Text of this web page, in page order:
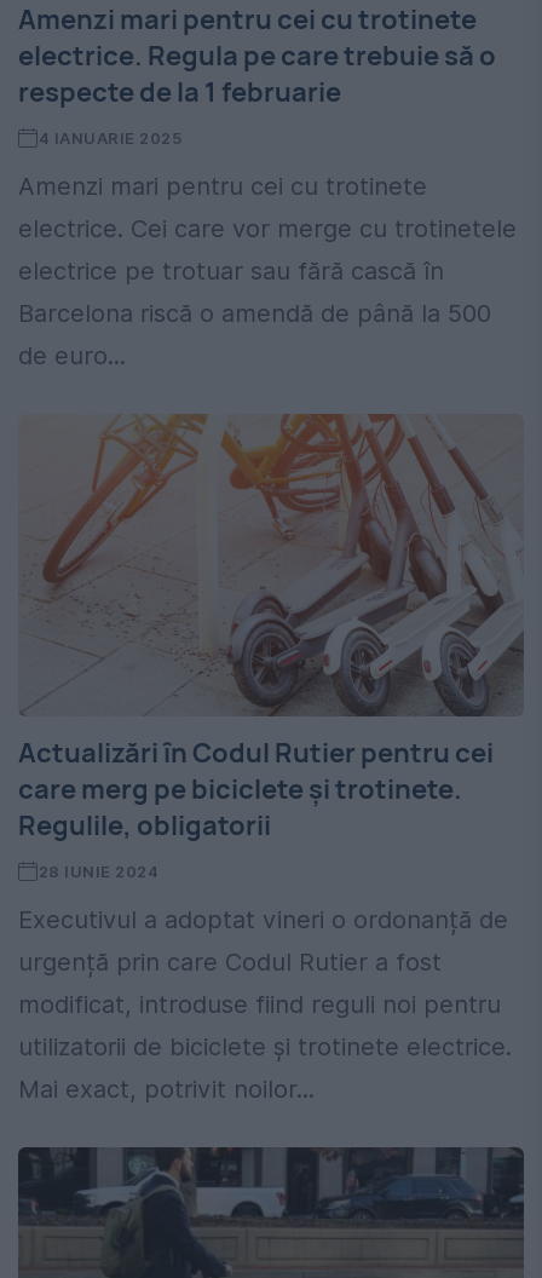
Amenzi mari pentru cei cu trotinete
electrice. Regula pe care trebuie să o
respecte de la 1 februarie
4 IANUARIE 2025
Amenzi mari pentru cei cu trotinete
electrice. Cei care vor merge cu trotinetele
electrice pe trotuar sau fără cască în
Barcelona riscă o amendă de până la 500
de euro...
Actualizări în Codul Rutier pentru cei
care merg pe biciclete și trotinete.
Regulile, obligatorii
28 IUNIE 2024
Executivul a adoptat vineri o ordonanță de
urgență prin care Codul Rutier a fost
modificat, introduse fiind reguli noi pentru
utilizatorii de biciclete și trotinete electrice.
Mai exact, potrivit noilor...